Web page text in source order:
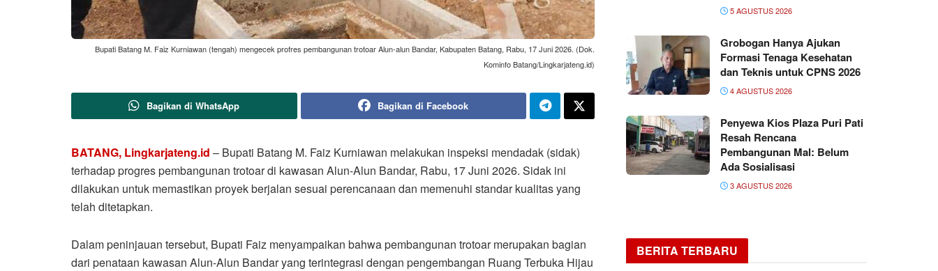
Bupati Batang M. Faiz Kurniawan (tengah) mengecek profres pembangunan trotoar Alun-alun Bandar, Kabupaten Batang, Rabu, 17 Juni 2026. (Dok.
Kominfo Batang/Lingkarjateng.id)
Bagikan di WhatsApp Bagikan di Facebook
BATANG, Lingkarjateng.id – Bupati Batang M. Faiz Kurniawan melakukan inspeksi mendadak (sidak)
terhadap progres pembangunan trotoar di kawasan Alun-Alun Bandar, Rabu, 17 Juni 2026. Sidak ini
dilakukan untuk memastikan proyek berjalan sesuai perencanaan dan memenuhi standar kualitas yang
telah ditetapkan.
Dalam peninjauan tersebut, Bupati Faiz menyampaikan bahwa pembangunan trotoar merupakan bagian
dari penataan kawasan Alun-Alun Bandar yang terintegrasi dengan pengembangan Ruang Terbuka Hijau
5 AGUSTUS 2026
Grobogan Hanya Ajukan
Formasi Tenaga Kesehatan
dan Teknis untuk CPNS 2026
4 AGUSTUS 2026
Penyewa Kios Plaza Puri Pati
Resah Rencana
Pembangunan Mal: Belum
Ada Sosialisasi
3 AGUSTUS 2026
BERITA TERBARU